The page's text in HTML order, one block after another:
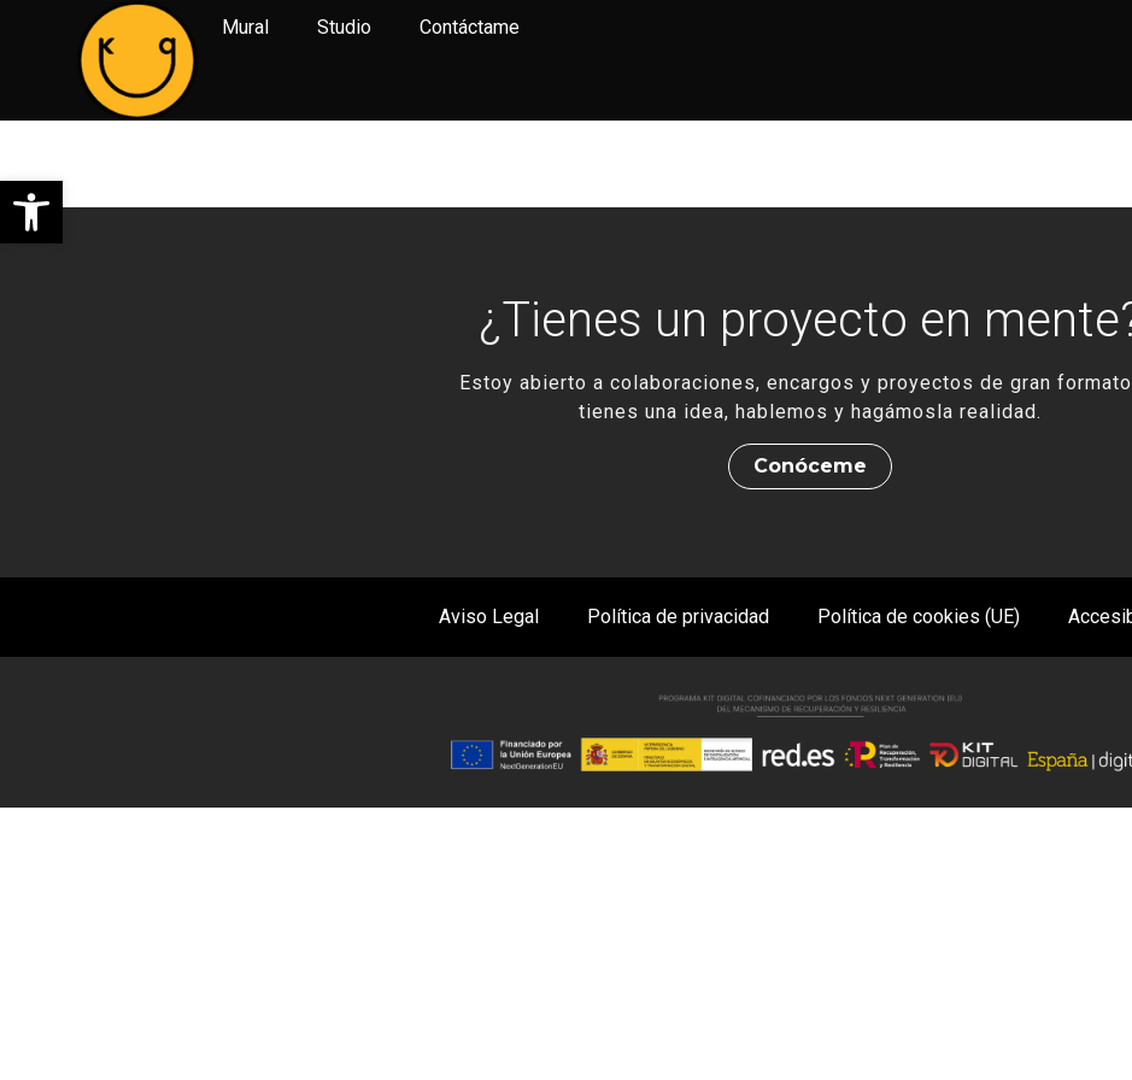
Abrir barra de herramientas
Mural Studio Contáctame
¿Tienes un proyecto en
Estoy abierto a colaboraciones, encargos y proyectos de gran
tienes una idea, hablemos y hagámosla realidad.
Conóceme
Aviso Legal Política de privacidad Política de cookies (UE)